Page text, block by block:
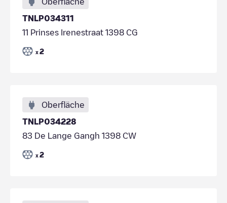
TNLP034311
11 Prinses Irenestraat 1398 CG
x 2
Oberfläche
TNLP034228
83 De Lange Gangh 1398 CW
x 2